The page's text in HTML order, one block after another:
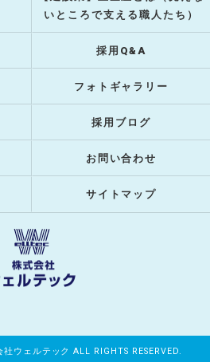
いところで支える職人たち）
採用Q&A
フォトギャラリー
採用ブログ
お問い合わせ
サイトマップ
ウェルテック ALL RIGHTS RESERVED.